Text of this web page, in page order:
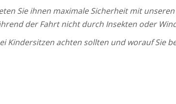
Sie ihnen maximale Sicherheit mit
der Fahrt nicht durch Insekten oder
Kindersitzen achten sollten und worauf Sie